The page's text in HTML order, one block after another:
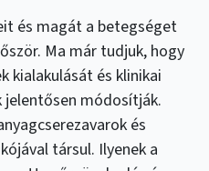
és magát a betegséget
Ma már tudjuk, hogy
kialakulását és klinikai
jelentősen módosítják.
és
társul. Ilyenek a